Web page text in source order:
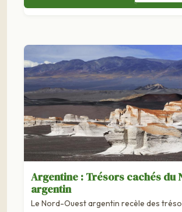
Argentine : Trésors cachés du
argentin
Le Nord-Ouest argentin recèle des